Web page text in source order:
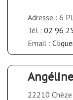
Adresse : 6
Tél : 02 96
Email :
22210 Chèze